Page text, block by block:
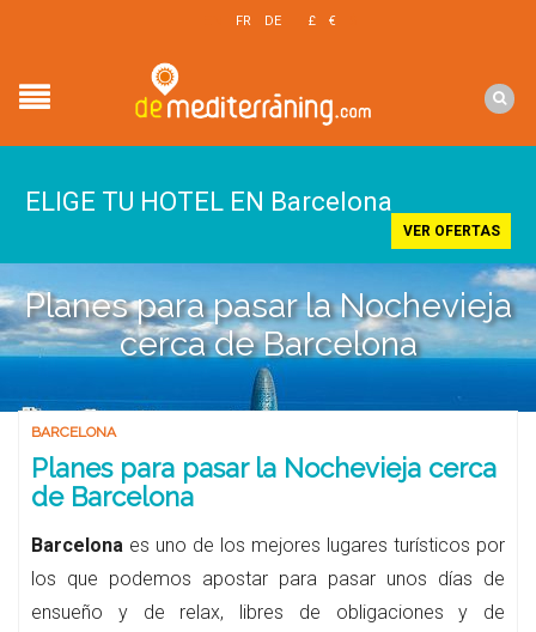
FR DE £ €
ELIGE TU HOTEL EN Barcelona
VER OFERTAS
Planes para pasar la Nochevieja
cerca de Barcelona
BARCELONA
Planes para pasar la Nochevieja cerca
de Barcelona
Barcelona es uno de los mejores lugares turísticos por
los que podemos apostar para pasar unos días de
ensueño y de relax, libres de obligaciones y de